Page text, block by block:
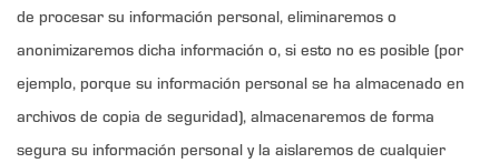
de procesar su información personal, eliminaremos o
anonimizaremos dicha información o, si esto no es posible (por
ejemplo, porque su información personal se ha almacenado en
archivos de copia de seguridad), almacenaremos de forma
segura su información personal y la aislaremos de cualquier